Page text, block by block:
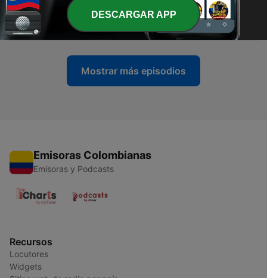
546 - Futuro abierto - La salud mental en los jóvenes -
14/06/26
14 jun. 2026
Mostrar más episodios
Emisoras Colombianas
Emisoras y Podcasts
Recursos
Locutores
Widgets
DESCARGAR APP